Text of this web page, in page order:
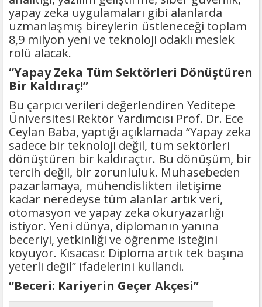
yapay zeka uygulamaları gibi alanlarda
uzmanlaşmış bireylerin üstleneceği toplam
8,9 milyon yeni ve teknoloji odaklı meslek
rolü alacak.
“Yapay Zeka Tüm Sektörleri Dönüştüren
Bir Kaldıraç!”
Bu çarpıcı verileri değerlendiren Yeditepe
Üniversitesi Rektör Yardımcısı Prof. Dr. Ece
Ceylan Baba, yaptığı açıklamada “Yapay zeka
sadece bir teknoloji değil, tüm sektörleri
dönüştüren bir kaldıraçtır. Bu dönüşüm, bir
tercih değil, bir zorunluluk. Muhasebeden
pazarlamaya, mühendislikten iletişime
kadar neredeyse tüm alanlar artık veri,
otomasyon ve yapay zeka okuryazarlığı
istiyor. Yeni dünya, diplomanın yanına
beceriyi, yetkinliği ve öğrenme isteğini
koyuyor. Kısacası: Diploma artık tek başına
yeterli değil” ifadelerini kullandı.
“Beceri: Kariyerin Geçer Akçesi”